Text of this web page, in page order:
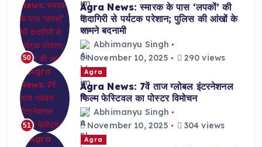
50
Agra News: स्मारक के पास ‘लपकों’ की
दादागिरी से पर्यटक परेशान; पुलिस की आंखों के
सामने बदनामी
Abhimanyu Singh
November 10, 2025
290 views
51
Agra
Agra News: 7वें ताज ग्लोबल इंटरनेशनल
फिल्म फेस्टिवल का पोस्टर विमोचन
Abhimanyu Singh
November 10, 2025
304 views
Agra